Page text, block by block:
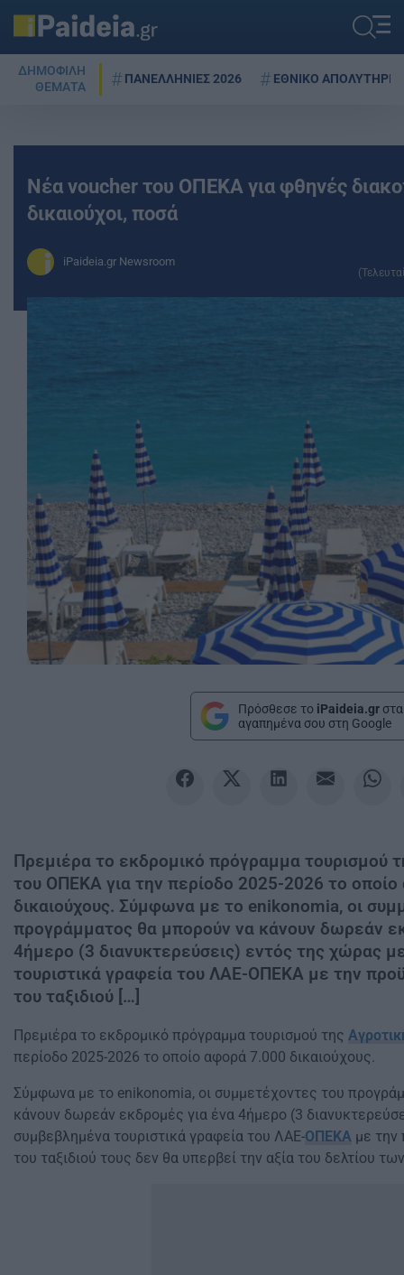
ΔΗΜΟΦΙΛΗ
ΘΕΜΑΤΑ
ΠΑΝΕΛΛΗΝΙΕΣ 2026 ΕΘΝΙΚΟ ΑΠΟΛΥΤΗΡΙΟ
Νέα voucher του ΟΠΕΚΑ για φθηνές
δικαιούχοι, ποσά
iPaideia.gr Newsroom
Πρόσθεσε το iPaideia.gr στα
αγαπημένα σου στη Google
Πρεμιέρα το εκδρομικό πρόγραμμα τουρισμού
του ΟΠΕΚΑ για την περίοδο 2025-2026 το
δικαιούχους. Σύμφωνα με το enikonomia, οι
προγράμματος θα μπορούν να κάνουν δωρεάν
4ήμερο (3 διανυκτερεύσεις) εντός της χώρας
τουριστικά γραφεία του ΛΑΕ-ΟΠΕΚΑ με την
του ταξιδιού […]
Πρεμιέρα το εκδρομικό πρόγραμμα τουρισμού της
περίοδο 2025-2026 το οποίο αφορά 7.000 δικαιούχους.
Σύμφωνα με το enikonomia, οι συμμετέχοντες του
κάνουν δωρεάν εκδρομές για ένα 4ήμερο (3
συμβεβλημένα τουριστικά γραφεία του ΛΑΕ-ΟΠΕΚΑ με την
του ταξιδιού τους δεν θα υπερβεί την αξία του δελτίου